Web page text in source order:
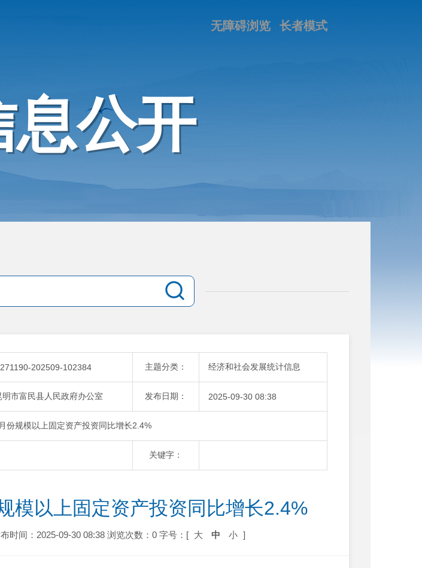
长者模式
无障碍浏览
公开
202509-102384 主题分类： 经济和社会发展统计信息
市富民县人民政府办公室 发布日期： 2025-09-30 08:38
份规模以上固定资产投资同比增长2.4%
关键字：
模以上固定资产投资同比增长2.4%
时间：2025-09-30 08:38 浏览次数：0 字号：[ 大 中 小 ]